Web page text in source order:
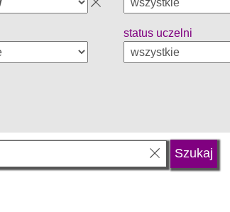
status uczelni